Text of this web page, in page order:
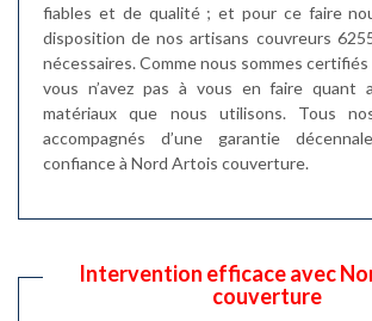
fiables et de qualité ; et pour ce faire
disposition de nos artisans couvreurs
nécessaires. Comme nous sommes certifiés
vous n’avez pas à vous en faire quant
matériaux que nous utilisons. Tous
accompagnés d’une garantie
confiance à Nord Artois couverture.
Intervention efficace avec
couverture